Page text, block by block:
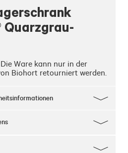
Quarzgrau-
Die Ware kann nur in der
Biohort retourniert werden.